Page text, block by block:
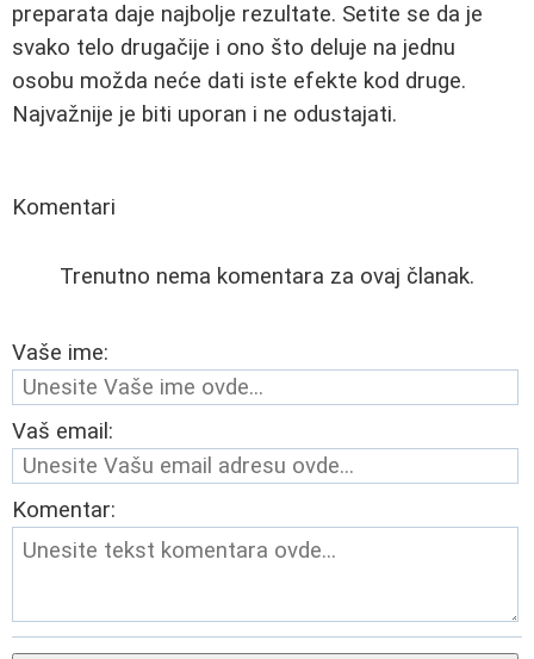
preparata daje najbolje rezultate. Setite se da je
svako telo drugačije i ono što deluje na jednu
osobu možda neće dati iste efekte kod druge.
Najvažnije je biti uporan i ne odustajati.
Komentari
Trenutno nema komentara za ovaj članak.
Vaše ime:
Vaš email:
Komentar: